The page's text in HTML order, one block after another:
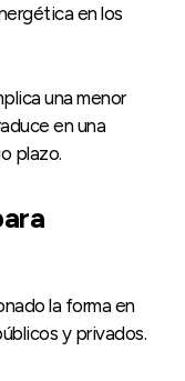
en los
una menor
en una
plazo.
la forma en
y privados.